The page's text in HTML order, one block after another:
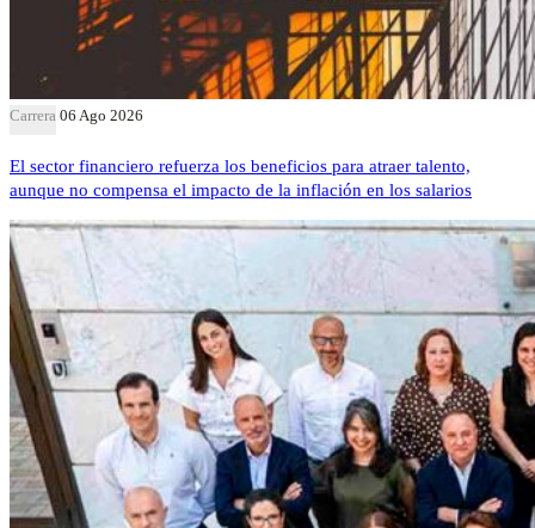
Carrera 06 Ago 2026
El sector financiero refuerza los beneficios para atraer talento,
aunque no compensa el impacto de la inflación en los salarios